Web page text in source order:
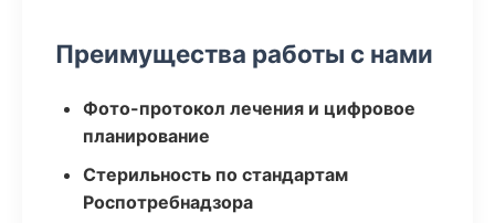
Преимущества работы с нами
Фото-протокол лечения и цифровое
планирование
Стерильность по стандартам
Роспотребнадзора